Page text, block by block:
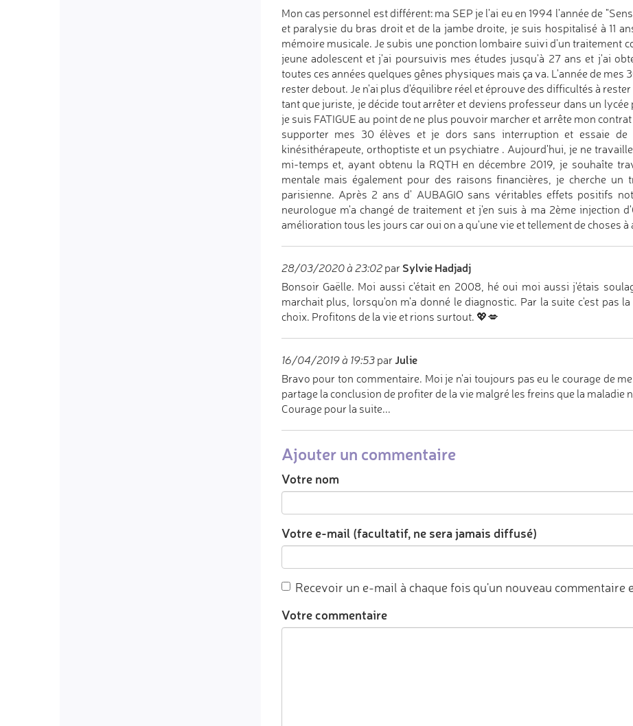
Mon cas personnel est différent: ma SEP je l'ai eu en 1994 l'année de
et paralysie du bras droit et de la jambe droite, je suis hospitalisé à 11
mémoire musicale. Je subis une ponction lombaire suivi d'un traitement
jeune adolescent et j'ai poursuivis mes études jusqu'à 27 ans et j'ai
toutes ces années quelques gênes physiques mais ça va. L'année de
rester debout. Je n'ai plus d'équilibre réel et éprouve des difficultés à
tant que juriste, je décide tout arrêter et deviens professeur dans un
je suis FATIGUE au point de ne plus pouvoir marcher et arrête mon
supporter mes 30 élèves et je dors sans interruption et essaie
kinésithérapeute, orthoptiste et un psychiatre . Aujourd'hui, je ne
mi-temps et, ayant obtenu la RQTH en décembre 2019, je souhaîte
mentale mais également pour des raisons financières, je cherche
parisienne. Après 2 ans d' AUBAGIO sans véritables effets positifs
neurologue m'a changé de traitement et j'en suis à ma 2ème injection
amélioration tous les jours car oui on a qu'une vie et tellement de choses à
28/03/2020 à 23:02par Sylvie Hadjadj
Bonsoir Gaëlle. Moi aussi c'était en 2008, hé oui moi aussi j'étais
marchait plus, lorsqu'on m'a donné le diagnostic. Par la suite c'est pas
choix. Profitons de la vie et rions surtout. 💖💋
16/04/2019 à 19:53par Julie
Bravo pour ton commentaire. Moi je n'ai toujours pas eu le courage de
partage la conclusion de profiter de la vie malgré les freins que la maladie
Courage pour la suite...
Ajouter un commentaire
Votre nom
Votre e-mail (facultatif, ne sera jamais diffusé)
Recevoir un e-mail à chaque fois qu'un nouveau commentaire
Votre commentaire